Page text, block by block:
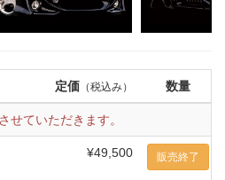
定価 （税込み） 数量
せていただきます。
¥49,500 販売終了